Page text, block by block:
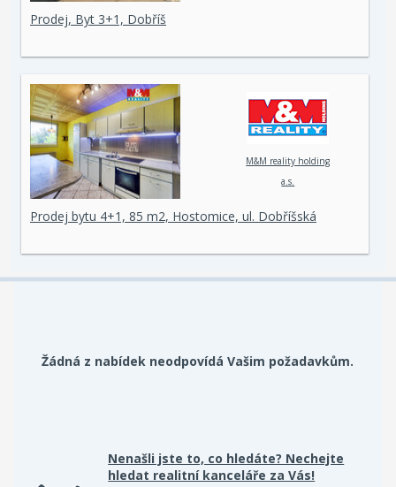
Prodej, Byt 3+1, Dobříš
M&M reality holding
a.s.
Prodej bytu 4+1, 85 m2, Hostomice, ul. Dobříšská
Žádná z nabídek neodpovídá Vašim požadavkům.
Nenašli jste to, co hledáte? Nechejte
hledat realitní kanceláře za Vás!